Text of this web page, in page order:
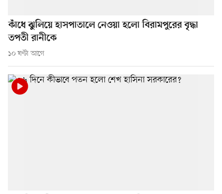
কাঁধে ঝুলিয়ে হাসপাতালে নেওয়া হলো বিরামপুরের বৃদ্ধা
তপতী রানীকে
১০ ঘণ্টা আগে